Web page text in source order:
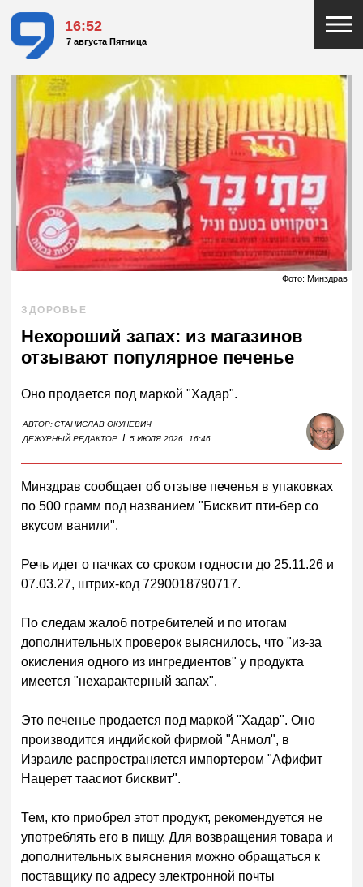
16:52
7 августа Пятница
Фото: Минздрав
ЗДОРОВЬЕ
Нехороший запах: из магазинов
отзывают популярное печенье
Оно продается под маркой "Хадар".
АВТОР:СТАНИСЛАВ ОКУНЕВИЧ
ДЕЖУРНЫЙ РЕДАКТОР I 5 ИЮЛЯ 2026 16:46
Минздрав сообщает об отзыве печенья в упаковках
по 500 грамм под названием "Бисквит пти-бер со
вкусом ванили".
Речь идет о пачках со сроком годности до 25.11.26 и
07.03.27, штрих-код 7290018790717.
По следам жалоб потребителей и по итогам
дополнительных проверок выяснилось, что "из-за
окисления одного из ингредиентов" у продукта
имеется "нехарактерный запах".
Это печенье продается под маркой "Хадар". Оно
производится индийской фирмой "Анмол", в
Израиле распространяется импортером "Афифит
Нацерет таасиот бисквит".
Тем, кто приобрел этот продукт, рекомендуется не
употреблять его в пищу. Для возвращения товара и
дополнительных выяснения можно обращаться к
поставщику по адресу электронной почты